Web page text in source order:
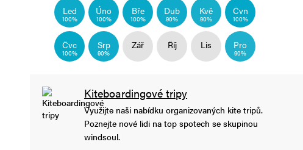
Led
100%
Úno
100%
Bře
100%
Dub
90%
Kvě
90%
Čvn
100%
Čvc
100%
Srp
90%
Zář Říj Lis Pro
90%
Kiteboardingové tripy
Využijte naši nabídku organizovaných kite tripů.
Poznejte nové lidi na top spotech se skupinou
windsoul.